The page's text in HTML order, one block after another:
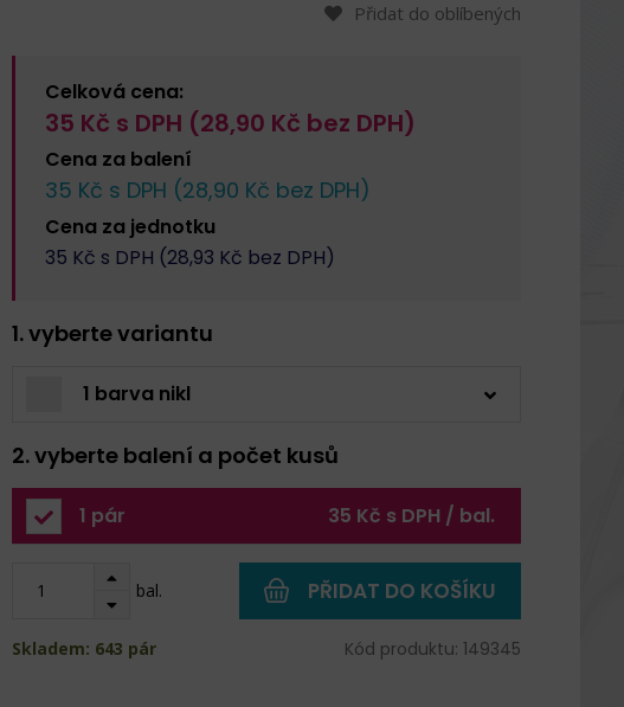
Přidat do oblíbených
Celková cena:
35 Kč s DPH (28,90 Kč bez DPH)
Cena za balení
35 Kč s DPH (28,90 Kč bez DPH)
Cena za jednotku
35 Kč s DPH (28,93 Kč bez DPH)
1. vyberte variantu
1 barva nikl
2. vyberte balení a počet kusů
1 pár 35 Kč s DPH / bal.
bal. PŘIDAT DO KOŠÍKU
Skladem: 643 pár Kód produktu: 149345